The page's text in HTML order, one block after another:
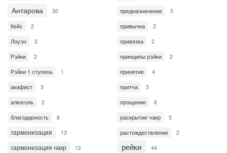
Антарова 30
Кейс 2
Лоуэн 2
Рэйки 2
Рэйки 1 ступень 1
акафист 3
алкоголь 2
благодарность 8
гармонизация 13
гармонизация чакр 12
предназначение 5
привычка 2
привязка 2
принципы рэйки 2
принятие 4
притча 5
прощение 6
раскрытие чакр 5
растождествление 2
рейки 44